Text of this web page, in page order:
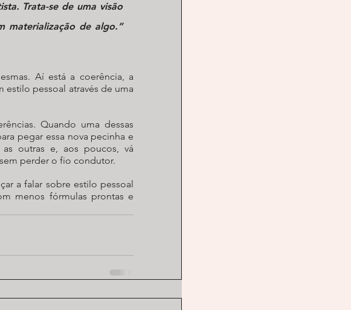
Trata-se de uma visão
materialização de algo.”
Aí está a coerência, a
estilo pessoal através de uma
Quando uma dessas
pegar essa nova pecinha e
outras e, aos poucos, vá
perder o fio condutor.
a falar sobre estilo pessoal
menos fórmulas prontas e